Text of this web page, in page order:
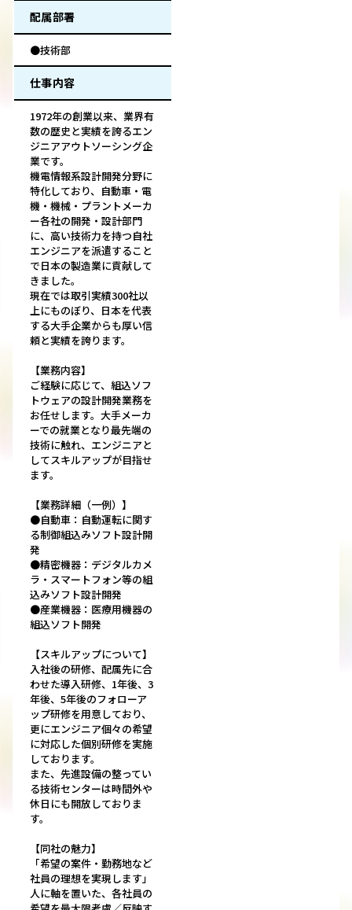
配属部署
●技術部
仕事内容
1972年の創業以来、業界有
数の歴史と実績を誇るエン
ジニアアウトソーシング企
業です。
機電情報系設計開発分野に
特化しており、自動車・電
機・機械・プラントメーカ
ー各社の開発・設計部門
に、高い技術力を持つ自社
エンジニアを派遣すること
で日本の製造業に貢献して
きました。
現在では取引実績300社以
上にものぼり、日本を代表
する大手企業からも厚い信
頼と実績を誇ります。
【業務内容】
ご経験に応じて、組込ソフ
トウェアの設計開発業務を
お任せします。大手メーカ
ーでの就業となり最先端の
技術に触れ、エンジニアと
してスキルアップが目指せ
ます。
【業務詳細（一例）】
●自動車：自動運転に関す
る制御組込みソフト設計開
発
●精密機器：デジタルカメ
ラ・スマートフォン等の組
込みソフト設計開発
●産業機器：医療用機器の
組込ソフト開発
【スキルアップについて】
入社後の研修、配属先に合
わせた導入研修、1年後、3
年後、5年後のフォローア
ップ研修を用意しており、
更にエンジニア個々の希望
に対応した個別研修を実施
しております。
また、先進設備の整ってい
る技術センターは時間外や
休日にも開放しておりま
す。
【同社の魅力】
「希望の案件・勤務地など
社員の理想を実現します」
人に軸を置いた、各社員の